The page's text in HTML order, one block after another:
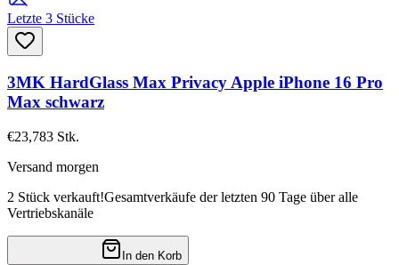
Letzte 3 Stücke
3MK HardGlass Max Privacy Apple iPhone 16 Pro
Max schwarz
€23,783 Stk.
Versand morgen
2 Stück verkauft!Gesamtverkäufe der letzten 90 Tage über alle
Vertriebskanäle
In den Korb